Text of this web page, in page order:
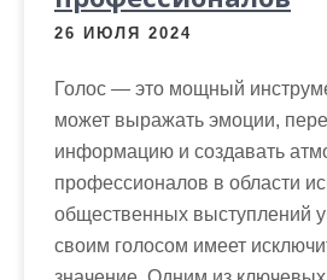
26 ИЮЛЯ 2024
Голос — это мощный
может выражать эмоции,
информацию и создавать
профессионалов в области
общественных выступлений
своим голосом имеет